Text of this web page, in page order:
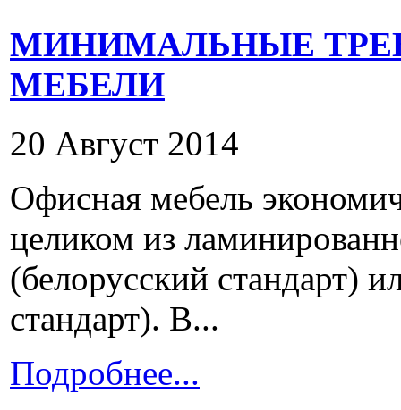
МИНИМАЛЬНЫЕ
МЕБЕЛИ
20 Август 2014
Офисная мебель
целиком из
(белорусский стандарт)
стандарт). В...
Подробнее...